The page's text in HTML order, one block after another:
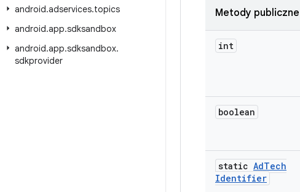
android.adservices.topics
android.app.sdksandbox
android.app.sdksandbox.
sdkprovider
Metody publiczne
int
boolean
static AdTech
Identifier